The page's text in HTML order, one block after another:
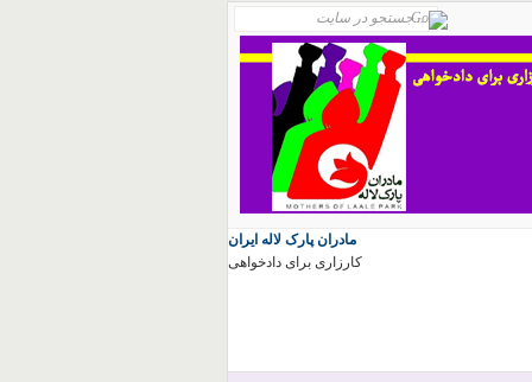
مادران پارک لاله ایران
کارزاری برای دادخواهی